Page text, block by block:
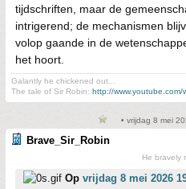
tijdschriften, maar de
intrigerend; de mechanismen
volop gaande in de
het hoort.
Galantly he chickened out...
The tale of Sir Robin: http://www.youtube.com/
• vrijdag 8 mei
Brave_Sir_Robin
He bravely
Op vrijdag 8 mei 2026